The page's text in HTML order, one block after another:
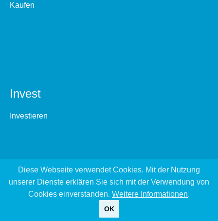
Kaufen
Invest
Investieren
Diese Webseite verwendet Cookies. Mit der Nutzung
unserer Dienste erklären Sie sich mit der Verwendung von
Cookies einverstanden. Weitere Informationen.
OK